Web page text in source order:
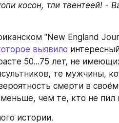
косон, тли твентеей! -
"New England
выявило
50...75 лет, не
те мужчины,
смерти в
чем те, кто не пил
истории.